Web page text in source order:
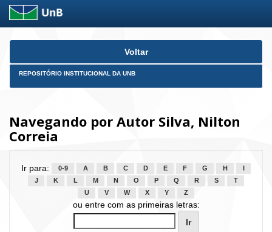
Skip
Voltar
REPOSITÓRIO INSTITUCIONAL DA UNB
Navegando por Autor Silva, Nilton
Correia
Ir para: 0-9 A B C D E F G H
J
K L M N O P Q R S
T
U
V W X Y Z
ou entre com as primeiras letras: